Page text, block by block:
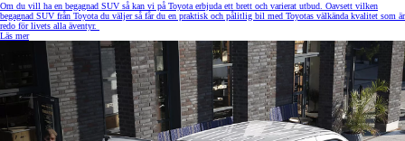
Om du vill ha en begagnad SUV så kan vi på Toyota erbjuda ett brett och varierat utbud. Oavsett vilken
begagnad SUV från Toyota du väljer så får du en praktisk och pålitlig bil med Toyotas välkända kvalitet som är
redo för livets alla äventyr.
Läs mer